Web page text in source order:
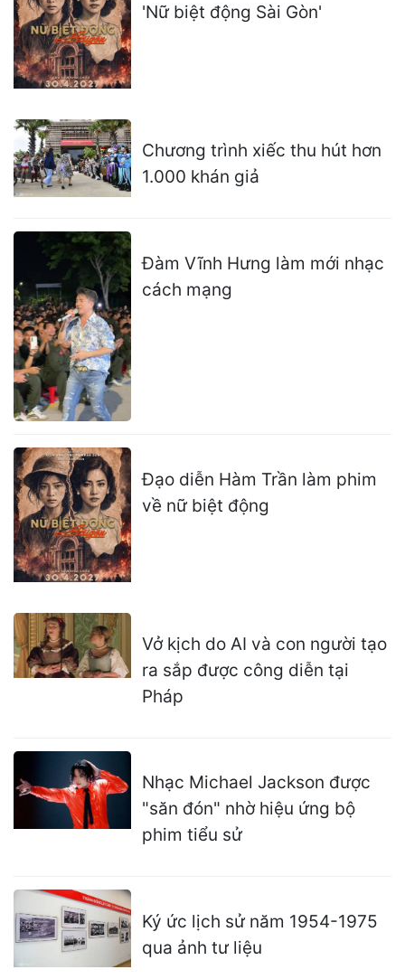
'Nữ biệt động Sài Gòn'
Chương trình xiếc thu hút hơn
1.000 khán giả
Đàm Vĩnh Hưng làm mới nhạc
cách mạng
Đạo diễn Hàm Trần làm phim
về nữ biệt động
Vở kịch do AI và con người tạo
ra sắp được công diễn tại
Pháp
Nhạc Michael Jackson được
"săn đón" nhờ hiệu ứng bộ
phim tiểu sử
Ký ức lịch sử năm 1954-1975
qua ảnh tư liệu